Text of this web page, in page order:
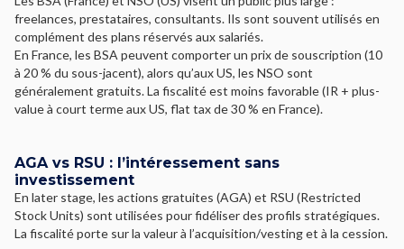
freelances, prestataires, consultants. Ils sont souvent utilisés en
complément des plans réservés aux salariés.
En France, les BSA peuvent comporter un prix de souscription (10
à 20 % du sous-jacent), alors qu’aux US, les NSO sont
généralement gratuits. La fiscalité est moins favorable (IR + plus-
value à court terme aux US, flat tax de 30 % en France).
AGA vs RSU : l’intéressement sans
investissement
En later stage, les actions gratuites (AGA) et RSU (Restricted
Stock Units) sont utilisées pour fidéliser des profils stratégiques.
La fiscalité porte sur la valeur à l’acquisition/vesting et à la cession.